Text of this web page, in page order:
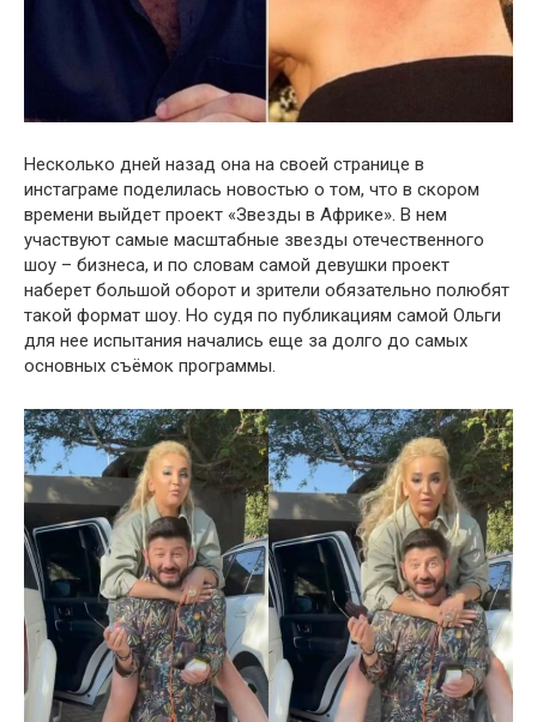
Несколько дней назад она на своей странице в
инстаграме поделилась новостью о том, что в скором
времени выйдет проект «Звезды в Африке». В нем
участвуют самые масштабные звезды отечественного
шоу – бизнеса, и по словам самой девушки проект
наберет большой оборот и зрители обязательно полюбят
такой формат шоу. Но судя по публикациям самой Ольги
для нее испытания начались еще за долго до самых
основных съёмок программы.